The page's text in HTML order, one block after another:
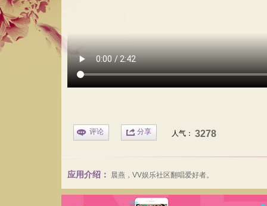
评论 分享 人气： 3278
应用介绍： 晨燕 ，VV娱乐社区翻唱爱好者。